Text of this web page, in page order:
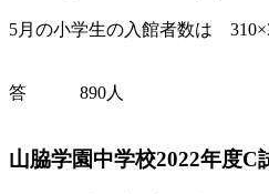
5月の小学生の入館者数は
答 890人
山脇学園中学校2022年度